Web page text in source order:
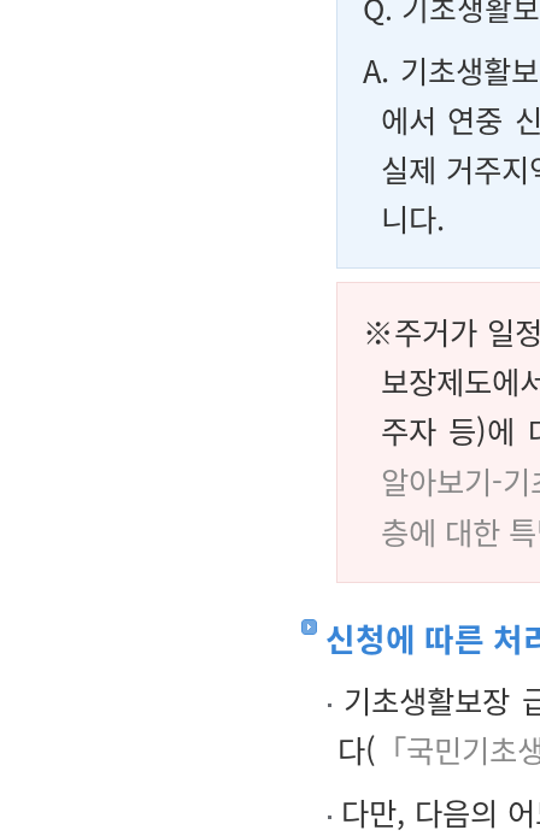
A. 기초생활
에서 연중
실제 거주지
니다.
※주거가 일
보장제도에
주자 등)에
알아보기-
층에 대한
신청에 따른 처
기초생활보장
다( 「국민기
다만, 다음의